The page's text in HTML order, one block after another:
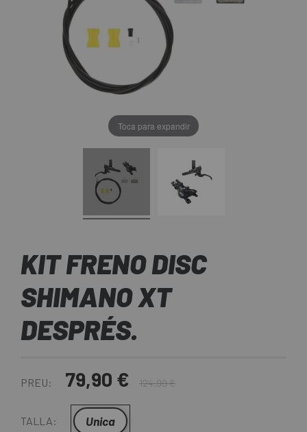
Toca para expandir
KIT FRENO DISC
SHIMANO XT
DESPRÉS.
PREU: 79,90 € 124,99 €
TALLA: Unica